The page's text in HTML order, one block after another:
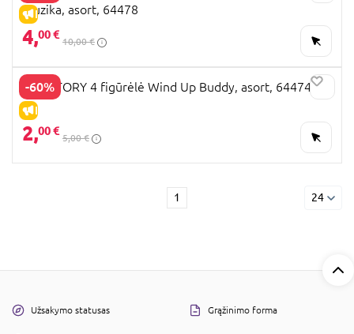
IŠPARDAVIMAS
muzika, asort, 64478
4,00 €
10,00 €
-60%
IŠPARDAVIMAS
TOY STORY 4 figūrėlė Wind Up Buddy, asort, 64474
2,00 €
5,00 €
1 24
Užsakymo statusas Grąžinimo forma